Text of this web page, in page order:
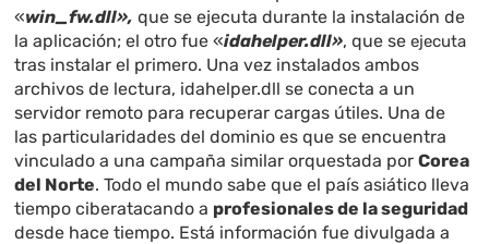
«win_fw.dll», que se ejecuta durante la instalación de
la aplicación; el otro fue «idahelper.dll», que seejecuta
tras instalar el primero. Una vez instalados ambos
archivos de lectura, idahelper.dll se conecta a un
servidor remoto para recuperar cargas útiles. Una de
las particularidades del dominio es que se encuentra
vinculado a una campaña similar orquestada porCorea
del Norte. Todo el mundo sabe que el país asiático lleva
tiempo ciberatacando a profesionales de la seguridad
desde hace tiempo. Está información fue divulgada a